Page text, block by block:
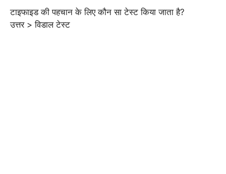
टाइफाइड की पहचान के लिए कौन सा टेस्ट किया जाता है?
उत्तर > विडाल टेस्ट